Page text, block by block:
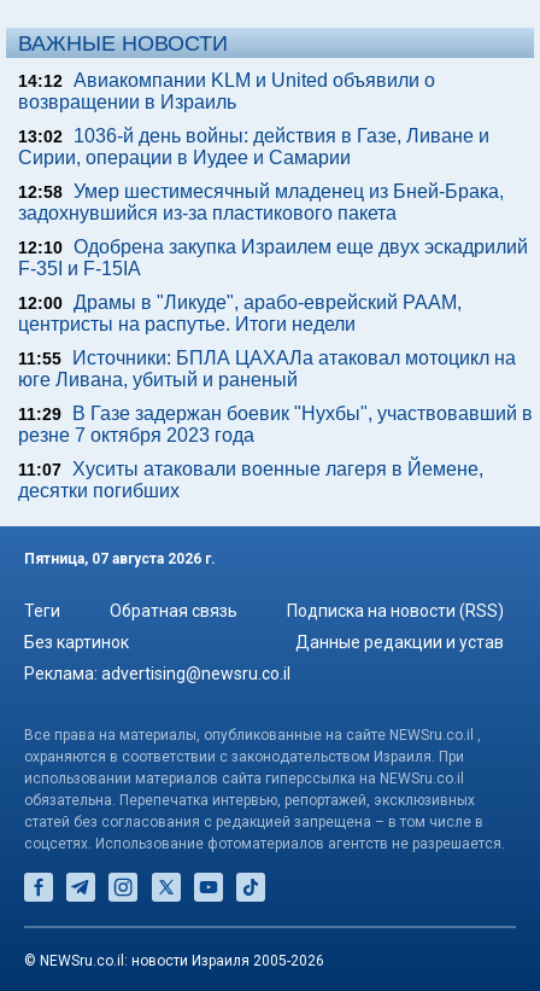
ВАЖНЫЕ НОВОСТИ
14:12 Авиакомпании KLM и United объявили о
возвращении в Израиль
13:02
1036-й день войны: действия в Газе, Ливане и
Сирии, операции в Иудее и Самарии
12:58 Умер шестимесячный младенец из Бней-Брака,
задохнувшийся из-за пластикового пакета
12:10 Одобрена закупка Израилем еще двух эскадрилий
F-35I и F-15IA
12:00 Драмы в "Ликуде", арабо-еврейский РААМ,
центристы на распутье. Итоги недели
11:55
Источники: БПЛА ЦАХАЛа атаковал мотоцикл на
юге Ливана, убитый и раненый
11:29
В Газе задержан боевик "Нухбы", участвовавший в
резне 7 октября 2023 года
11:07
Хуситы атаковали военные лагеря в Йемене,
десятки погибших
Пятница, 07 августа 2026 г.
Теги Обратная связь
Подписка на новости (RSS)
Без картинок
Данные редакции и устав
Реклама: advertising@newsru.co.il
Все права на материалы, опубликованные на сайте NEWSru.co.il ,
охраняются в соответствии с законодательством Израиля. При
использовании материалов сайта гиперссылка на NEWSru.co.il
обязательна. Перепечатка интервью, репортажей, эксклюзивных
статей без согласования с редакцией запрещена – в том числе в
соцсетях. Использование фотоматериалов агентств не разрешается.
© NEWSru.co.il: новости Израиля 2005-2026